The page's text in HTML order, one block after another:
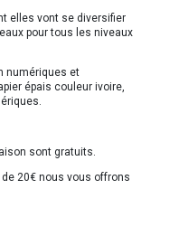
elles vont se diversifier
pour tous les niveaux
numériques et
épais couleur ivoire,
sont gratuits.
20€ nous vous offrons